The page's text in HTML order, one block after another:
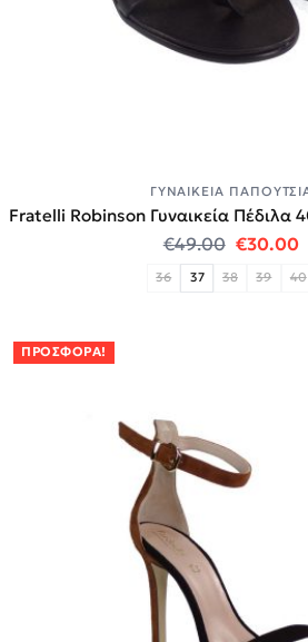
ΓΥΝΑΙΚΕΊΑ
Fratelli Robinson Γυναικεία
€49.00 Original
€30.00
36 37 38 39 40
ΠΡΟΣΦΟΡΆ!